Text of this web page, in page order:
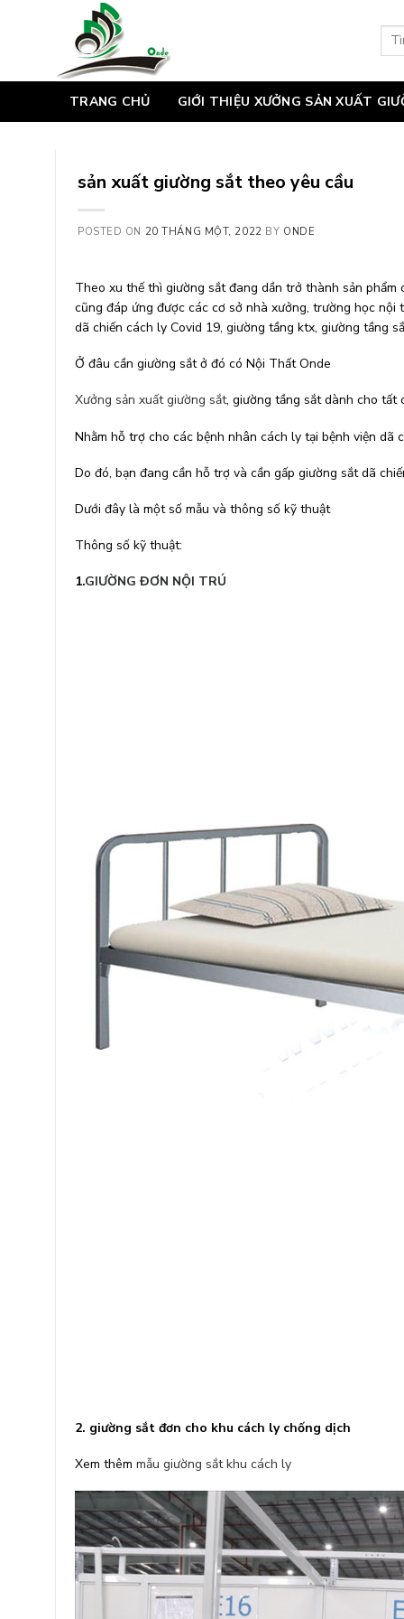
Tìm
TRANG CHỦ GIỚI THIỆU XƯỞNG SẢN XUẤT
sản xuất giường sắt theo yêu cầu
POSTED ON 20 THÁNG MỘT, 2022 BY ONDE
Theo xu thế thì giường sắt đang dần trở thành sản
cũng đáp ứng được các cơ sở nhà xưởng, trường học
dã chiến cách ly Covid 19, giường tầng ktx, giường tầng
Ở đâu cần giường sắt ở đó có Nội Thất Onde
Xưởng sản xuất giường sắt, giường tầng sắt dành cho tất
Nhằm hỗ trợ cho các bệnh nhân cách ly tại bệnh viện dã
Do đó, bạn đang cần hỗ trợ và cần gấp giường sắt dã
Dưới đây là một số mẫu và thông số kỹ thuật
Thông số kỹ thuật:
1.GIƯỜNG ĐƠN NỘI TRÚ
2. giường sắt đơn cho khu cách ly chống dịch
Xem thêm mẫu giường sắt khu cách ly